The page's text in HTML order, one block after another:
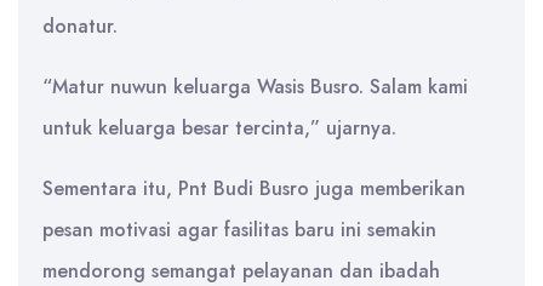
donatur.
“Matur nuwun keluarga Wasis Busro. Salam kami
untuk keluarga besar tercinta,” ujarnya.
Sementara itu, Pnt Budi Busro juga memberikan
pesan motivasi agar fasilitas baru ini semakin
mendorong semangat pelayanan dan ibadah